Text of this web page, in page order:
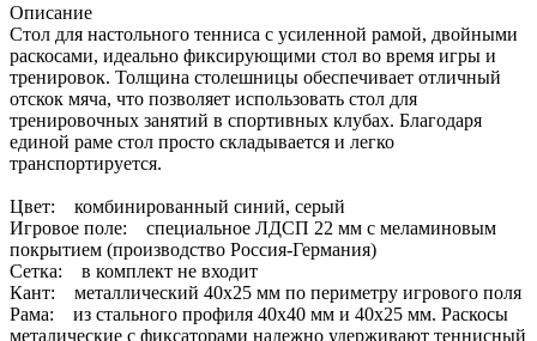
Описание
Стол для настольного тенниса с усиленной рамой, двойными
раскосами, идеально фиксирующими стол во время игры и
тренировок. Толщина столешницы обеспечивает отличный
отскок мяча, что позволяет использовать стол для
тренировочных занятий в спортивных клубах. Благодаря
единой раме стол просто складывается и легко
транспортируется.
Цвет: комбинированный синий, серый
Игровое поле: специальное ЛДСП 22 мм с меламиновым
покрытием (производство Россия-Германия)
Сетка: в комплект не входит
Кант: металлический 40х25 мм по периметру игрового поля
Рама: из стального профиля 40х40 мм и 40х25 мм. Раскосы
металические с фиксаторами надежно удерживают теннисный